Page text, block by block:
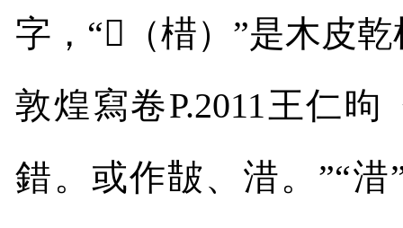
字，“𣛵 （棤）”是木皮
敦煌寫卷P.2011王仁昫
錯。或作皵、㳻。”“